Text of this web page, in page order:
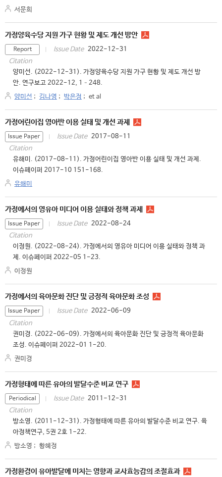
서문희
가정양육수당 지원 가구 현황 및 제도 개선 방안
Report Issue Date 2022-12-31
Citation
양미선. (2022-12-31). 가정양육수당 지원 가구 현황 및 제도 개선 방
안. 연구보고 2022-12, 1–248.
양미선 ; 김나영 ; 박은정 ; et al
가정어린이집 영아반 이용 실태 및 개선 과제
Issue Paper Issue Date 2017-08-11
Citation
유해미. (2017-08-11). 가정어린이집 영아반 이용 실태 및 개선 과제.
이슈페이퍼 2017-10 151-168.
유해미
가정에서의 영유아 미디어 이용 실태와 정책 과제
Issue Paper Issue Date 2022-08-24
Citation
이정원. (2022-08-24). 가정에서의 영유아 미디어 이용 실태와 정책 과
제. 이슈페이퍼 2022-05 1-23.
이정원
가정에서의 육아문화 진단 및 긍정적 육아문화 조성
Issue Paper Issue Date 2022-06-09
Citation
권미경. (2022-06-09). 가정에서의 육아문화 진단 및 긍정적 육아문화
조성. 이슈페이퍼 2022-01 1-20.
권미경
가정형태에 따른 유아의 발달수준 비교 연구
Periodical Issue Date 2011-12-31
Citation
방소영. (2011-12-31). 가정형태에 따른 유아의 발달수준 비교 연구. 육
아정책연구, 5권 2호 1-22.
방소영 ; 황혜정
가정환경이 유아발달에 미치는 영향과 교사효능감의 조절효과